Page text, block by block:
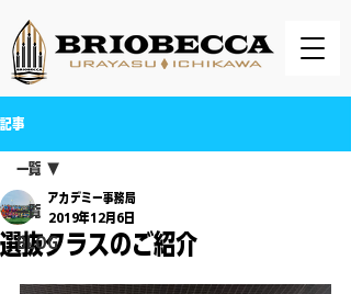
記事
一覧
BLOG
一覧
選抜クラスのご紹介
アカデミー事務局
2019年12月6日